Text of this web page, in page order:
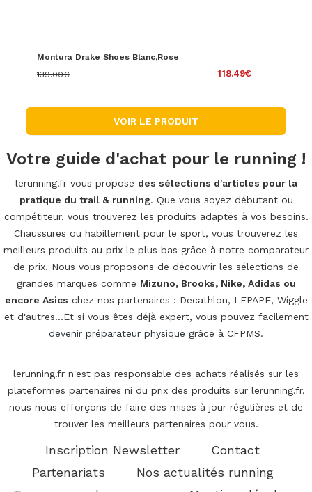
Montura Drake Shoes Blanc,Rose
118.49€
139.00€
VOIR LE PRODUIT
Votre guide d'achat pour le running !
lerunning.fr vous propose des sélections d'articles pour la
pratique du trail & running. Que vous soyez débutant ou
compétiteur, vous trouverez les produits adaptés à vos besoins.
Chaussures ou habillement pour le sport, vous trouverez les
meilleurs produits au prix le plus bas grâce à notre comparateur
de prix. Nous vous proposons de découvrir les sélections de
grandes marques comme Mizuno, Brooks, Nike, Adidas ou
encore Asics chez nos partenaires : Decathlon, LEPAPE, Wiggle
et d'autres...Et si vous êtes déjà expert, vous pouvez facilement
devenir préparateur physique grâce à CFPMS.
lerunning.fr n'est pas responsable des achats réalisés sur les
plateformes partenaires ni du prix des produits sur lerunning.fr,
nous nous efforçons de faire des mises à jour régulières et de
trouver les meilleurs partenaires pour vous.
Inscription Newsletter
Contact
Partenariats
Nos actualités running